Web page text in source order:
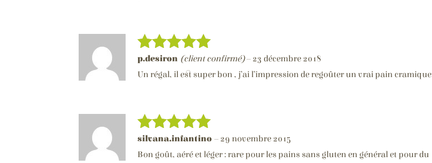
Note5 sur
5
p.desiron (client confirmé)– 23 décembre 2018
Un régal, il est super bon , j’ai l’impression de regoûter un vrai pain cramique
Note5sur
5
silvana.infantino– 29 novembre 2015
Bon goût, aéré et léger : rare pour les pains sans gluten en général et pour du